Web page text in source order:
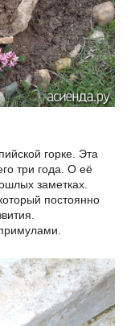
горке. Эта
три года. О её
заметках.
постоянно